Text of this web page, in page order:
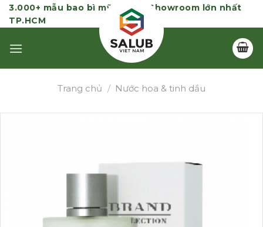
Skip
to
3.000+ mẫu bao bì mỹ phẩm | Showroom lớn nhất
TP.HCM
Trang chủ / Nước hoa & tinh dầu